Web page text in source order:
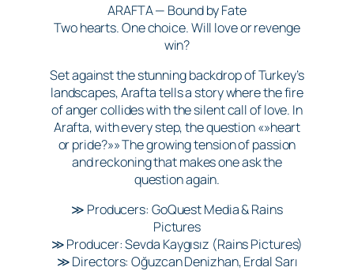
ARAFTA — Bound by Fate
Two hearts. One choice. Will love or revenge
win?
Set against the stunning backdrop of Turkey’s
landscapes, Arafta tells a story where the fire
of anger collides with the silent call of love. In
Arafta, with every step, the question «»heart
or pride?»» The growing tension of passion
and reckoning that makes one ask the
question again.
≫ Producers: GoQuest Media & Rains
Pictures
≫ Producer: Sevda Kaygısız (Rains Pictures)
≫ Directors: Oğuzcan Denizhan, Erdal Sarı